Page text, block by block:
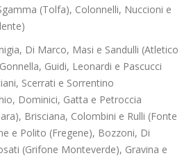
(Tolfa), Colonnelli, Nuccioni e
Di Marco, Masi e Sandulli (Atletico
Guidi, Leonardi e Pascucci
Scerrati e Sorrentino
Dominici, Gatta e Petroccia
Brisciana, Colombini e Rulli (Fonte
e Polito (Fregene), Bozzoni, Di
(Grifone Monteverde), Gravina e